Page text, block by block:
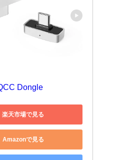
Dongle
楽天市場で見る
Amazonで見る